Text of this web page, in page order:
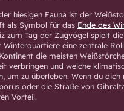
hiesigen Fauna ist der
als Symbol für das Ende des
zum Tag der Zugvögel spielt
Winterquartiere eine zentrale
die meisten
verbringen und welche
um zu überleben. Wenn du
oder die Straße von
Vorteil.